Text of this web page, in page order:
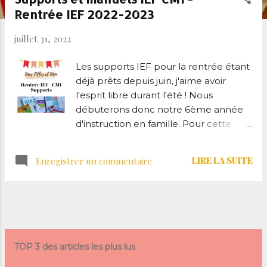
Rentrée IEF 2022-2023
juillet 31, 2022
Les supports IEF pour la rentrée étant
déjà prêts depuis juin, j'aime avoir
l'esprit libre durant l'été ! Nous
débuterons donc notre 6ème année
d'instruction en famille. Pour cette
le cycle 3 ! Sauf en mathématiques
supports cette année, du moins de
Enregistrer un commentaire LIRE LA SUITE
TOP 3 des articles les plus lus